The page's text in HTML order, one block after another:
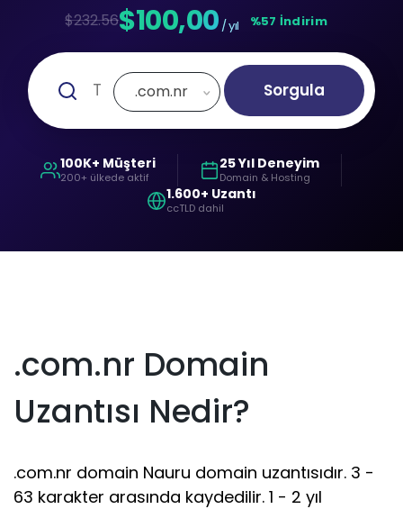
$232.56$100,00 / yıl %57 İndirim
.com.nr Sorgula
100K+ Müşteri
200+ ülkede aktif
25 Yıl Deneyim
Domain & Hosting
1.600+ Uzantı
ccTLD dahil
.com.nr Domain
Uzantısı Nedir?
.com.nr domain Nauru domain uzantısıdır. 3 -
63 karakter arasında kaydedilir. 1 - 2 yıl